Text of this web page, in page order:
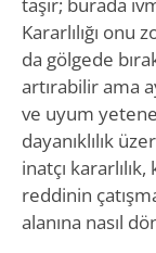
Kararlılığı onu
da gölgede
artırabilir ama
ve uyum
dayanıklılık
inatçı
reddinin
alanına nasıl